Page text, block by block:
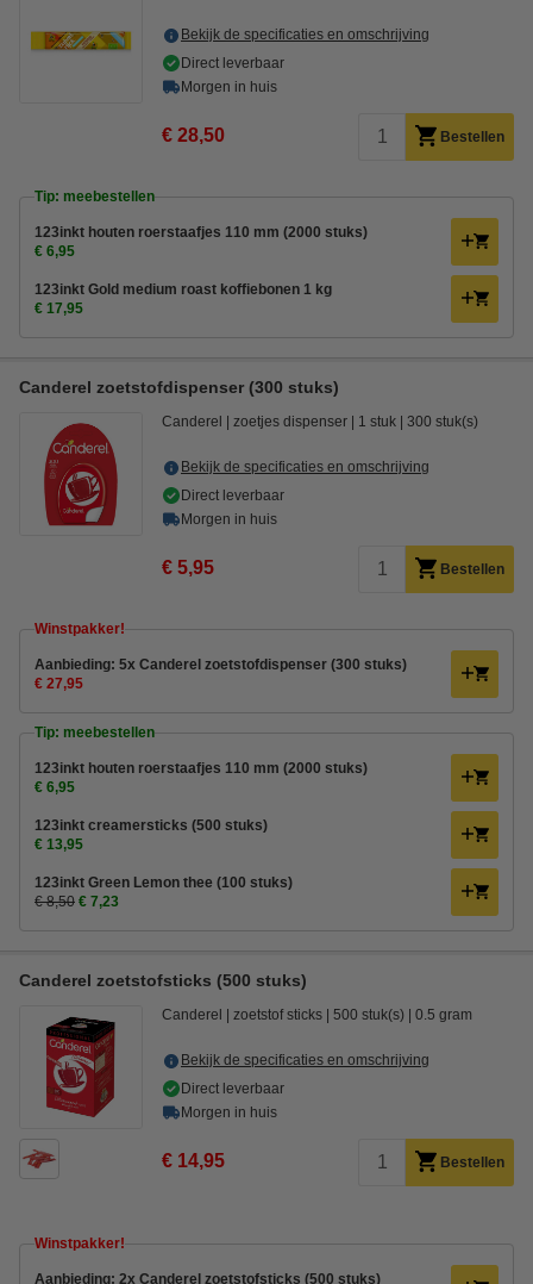
Bekijk de specificaties en omschrijving
Direct leverbaar
Morgen in huis
€ 28,50 Bestellen
Tip: meebestellen
123inkt houten roerstaafjes 110 mm (2000 stuks)
€ 6,95
123inkt Gold medium roast koffiebonen 1 kg
€ 17,95
Canderel zoetstofdispenser (300 stuks)
Canderel zoetjes dispenser 1 stuk 300 stuk(s)
Bekijk de specificaties en omschrijving
Direct leverbaar
Morgen in huis
€ 5,95 Bestellen
Winstpakker!
Aanbieding: 5x Canderel zoetstofdispenser (300 stuks)
€ 27,95
Tip: meebestellen
123inkt houten roerstaafjes 110 mm (2000 stuks)
€ 6,95
123inkt creamersticks (500 stuks)
€ 13,95
123inkt Green Lemon thee (100 stuks)
€ 8,50 € 7,23
Canderel zoetstofsticks (500 stuks)
Canderel zoetstof sticks 500 stuk(s) 0.5 gram
Bekijk de specificaties en omschrijving
Direct leverbaar
Morgen in huis
€ 14,95 Bestellen
Winstpakker!
Aanbieding: 2x Canderel zoetstofsticks (500 stuks)